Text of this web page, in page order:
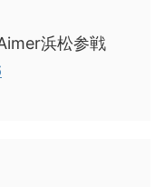
浜松参戦